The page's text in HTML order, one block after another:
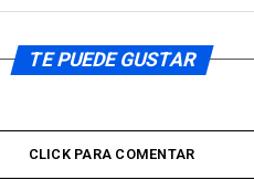
TE PUEDE GUSTAR
CLICK PARA COMENTAR